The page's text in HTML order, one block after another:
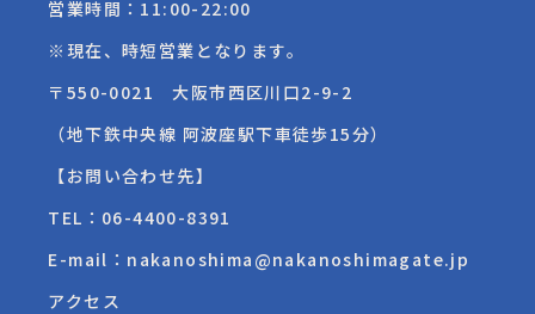
営業時間：11:00-22:00
※現在、時短営業となります。
〒550-0021 大阪市西区川口2-9-2
（地下鉄中央線 阿波座駅下車徒歩15分）
【お問い合わせ先】
TEL： 06-4400-8391
E-mail：nakanoshima@nakanoshimagate.jp
アクセス